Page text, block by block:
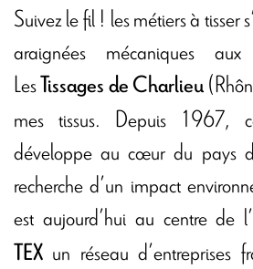
Suivez le fil ! les métiers à tisser
araignées mécaniques
LesTissages de Charlieu
mes tissus. Depuis 1967,
développe au cœur du pays
recherche d’un impact
est aujourd’hui au centre de
TEX un réseau d’entreprises